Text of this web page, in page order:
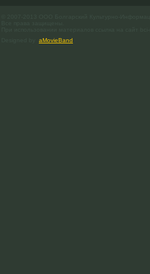
aMovieBand